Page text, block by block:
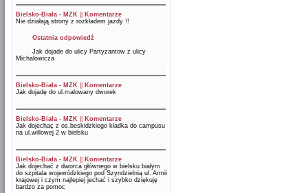
Bielsko-Biała - MZK
Komentarze
Nie działają strony z rozkładem jazdy !!
Ostatnia odpowiedź
Jak dojade do ulicy Partyzantow z ulicy
Michalowicza
Bielsko-Biała - MZK
Komentarze
Jak dojadę do ul.malowany dworek
Bielsko-Biała - MZK
Komentarze
Jak dojechaç z os.beskidzkiego kładka do campusu
na ul.willowej 2 w bielsku
Bielsko-Biała - MZK
Komentarze
Jak dojechać z dworca głównego w bielsku białym
do szpitala wojewódzkiego pod Szyndzielnią ul. Armii
krajowej i czym najlepiej jechać i szybko dziękuję
bardzo za pomoc